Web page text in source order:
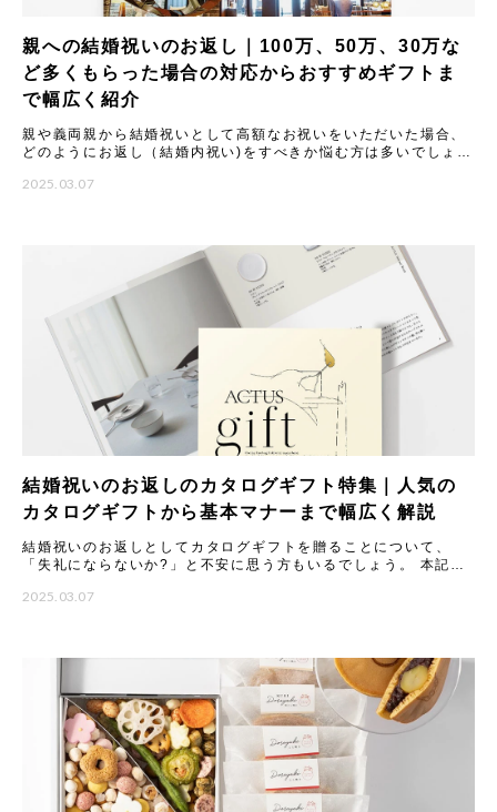
親への結婚祝いのお返し｜100万、50万、30万な
ど多くもらった場合の対応からおすすめギフトま
で幅広く紹介
親や義両親から結婚祝いとして高額なお祝いをいただいた場合、
どのようにお返し（結婚内祝い)をすべきか悩む方は多いでしょ
100
2025.03.07
結婚祝いのお返しのカタログギフト特集｜人気の
カタログギフトから基本マナーまで幅広く解説
結婚祝いのお返しとしてカタログギフトを贈ることについて、
「失礼にならないか?」と不安に思う方もいるでしょう。 本記事
ます。
2025.03.07